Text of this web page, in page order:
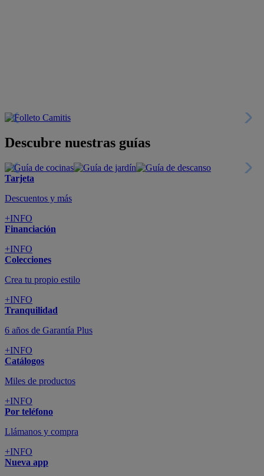
Descubre nuestras guías
Tarjeta
Descuentos y más
+INFO
Financiación
+INFO
Colecciones
Crea tu propio estilo
+INFO
Tranquilidad
6 años de Garantía Plus
+INFO
Catálogos
Miles de productos
+INFO
Por teléfono
Llámanos y compra
+INFO
Nueva app